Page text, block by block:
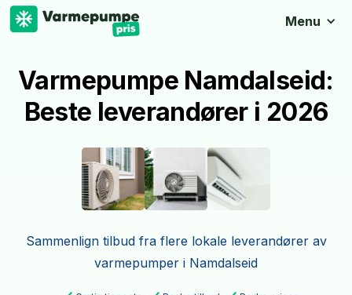
Menu
Varmepumpe Namdalseid:
Beste leverandører i 2026
Sammenlign tilbud fra flere lokale leverandører av
varmepumper i Namdalseid